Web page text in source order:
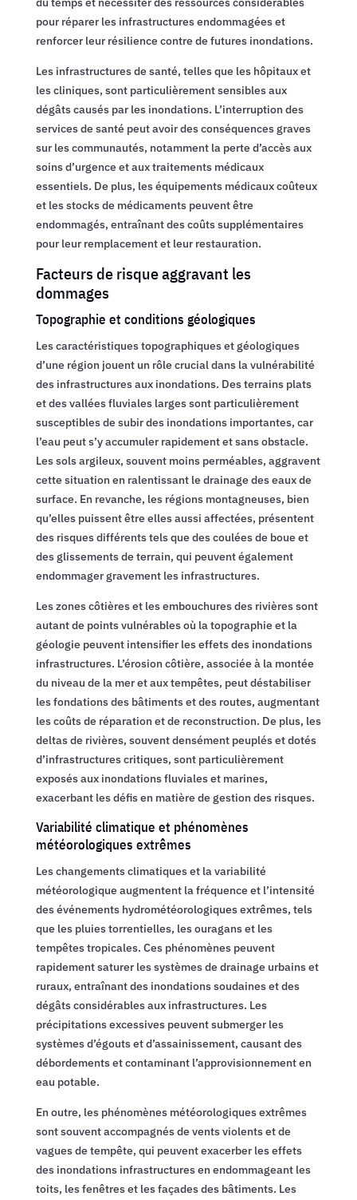
pour réparer les infrastructures endommagées et
renforcer leur résilience contre de futures inondations.
Les infrastructures de santé, telles que les hôpitaux et
les cliniques, sont particulièrement sensibles aux
dégâts causés par les inondations. L’interruption des
services de santé peut avoir des conséquences graves
sur les communautés, notamment la perte d’accès aux
soins d’urgence et aux traitements médicaux
essentiels. De plus, les équipements médicaux coûteux
et les stocks de médicaments peuvent être
endommagés, entraînant des coûts supplémentaires
pour leur remplacement et leur restauration.
Facteurs de risque aggravant les
dommages
Topographie et conditions géologiques
Les caractéristiques topographiques et géologiques
d’une région jouent un rôle crucial dans la vulnérabilité
des infrastructures aux inondations. Des terrains plats
et des vallées fluviales larges sont particulièrement
susceptibles de subir des inondations importantes, car
l’eau peut s’y accumuler rapidement et sans obstacle.
Les sols argileux, souvent moins perméables, aggravent
cette situation en ralentissant le drainage des eaux de
surface. En revanche, les régions montagneuses, bien
qu’elles puissent être elles aussi affectées, présentent
des risques différents tels que des coulées de boue et
des glissements de terrain, qui peuvent également
endommager gravement les infrastructures.
Les zones côtières et les embouchures des rivières sont
autant de points vulnérables où la topographie et la
géologie peuvent intensifier les effets des inondations
infrastructures. L’érosion côtière, associée à la montée
du niveau de la mer et aux tempêtes, peut déstabiliser
les fondations des bâtiments et des routes, augmentant
les coûts de réparation et de reconstruction. De plus, les
deltas de rivières, souvent densément peuplés et dotés
d’infrastructures critiques, sont particulièrement
exposés aux inondations fluviales et marines,
exacerbant les défis en matière de gestion des risques.
Variabilité climatique et phénomènes
météorologiques extrêmes
Les changements climatiques et la variabilité
météorologique augmentent la fréquence et l’intensité
des événements hydrométéorologiques extrêmes, tels
que les pluies torrentielles, les ouragans et les
tempêtes tropicales. Ces phénomènes peuvent
rapidement saturer les systèmes de drainage urbains et
ruraux, entraînant des inondations soudaines et des
dégâts considérables aux infrastructures. Les
précipitations excessives peuvent submerger les
systèmes d’égouts et d’assainissement, causant des
débordements et contaminant l’approvisionnement en
eau potable.
En outre, les phénomènes météorologiques extrêmes
sont souvent accompagnés de vents violents et de
vagues de tempête, qui peuvent exacerber les effets
des inondations infrastructures en endommageant les
toits, les fenêtres et les façades des bâtiments. Les